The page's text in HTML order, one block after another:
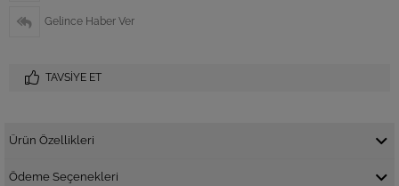
Gelince Haber Ver
TAVSIYE ET
Ürün Özellikleri
Ödeme Seçenekleri